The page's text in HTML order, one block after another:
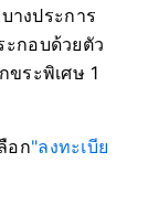
างประการ
กอบด้วยตัว
ระพิเศษ 1
อก"ลงทะเบีย